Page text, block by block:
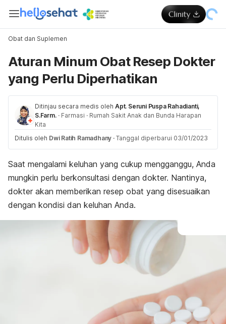
Obat dan Suplemen
Aturan Minum Obat Resep Dokter
yang Perlu Diperhatikan
Ditinjau secara medis oleh Apt. Seruni Puspa Rahadianti,
S.Farm. · Farmasi · Rumah Sakit Anak dan Bunda Harapan
Kita
Ditulis oleh Dwi Ratih Ramadhany · Tanggal diperbarui 03/01/2023
Saat mengalami keluhan yang cukup mengganggu, Anda
mungkin perlu berkonsultasi dengan dokter. Nantinya,
dokter akan memberikan resep obat yang disesuaikan
dengan kondisi dan keluhan Anda.